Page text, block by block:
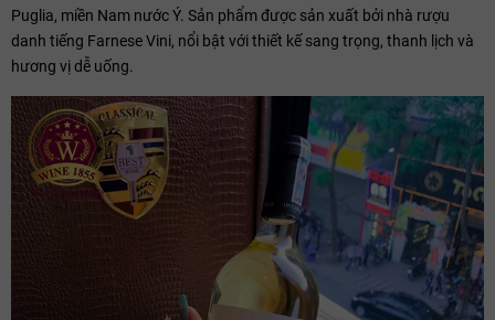
Puglia, miền Nam nước Ý. Sản phẩm được sản xuất bởi nhà rượu
danh tiếng Farnese Vini, nổi bật với thiết kế sang trọng, thanh lịch và
hương vị dễ uống.